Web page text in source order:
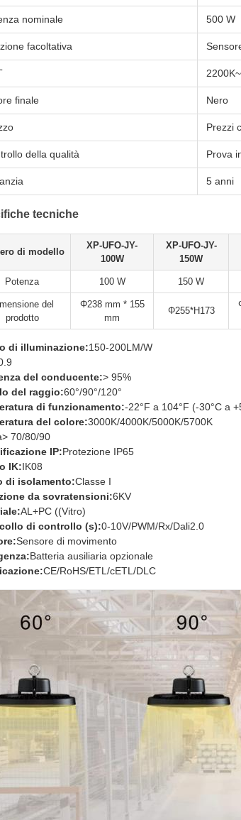
nominale 500 W
facoltativa
finale Nero
Prezzi
della qualità Prova
5 anni
tecniche
di modello
XP-UFO-JY-
100W
XP-UFO-JY-
150W
Potenza 100 W 150 W
del
prodotto
Φ238 mm * 155
mm
Φ255*H173
di illuminazione:150-200LM/W
del conducente:> 95%
del raggio:60°/90°/120°
di funzionamento:-22°F a 104°F (-30°C a
del colore:3000K/4000K/5000K/5700K
70/80/90
IP:Protezione IP65
IK:IK08
di isolamento:Classe I
da sovratensioni:6KV
AL+PC ((Vitro)
di controllo (s):0-10V/PWM/Rx/Dali2.0
Sensore di movimento
Batteria ausiliaria opzionale
CE/RoHS/ETL/cETL/DLC